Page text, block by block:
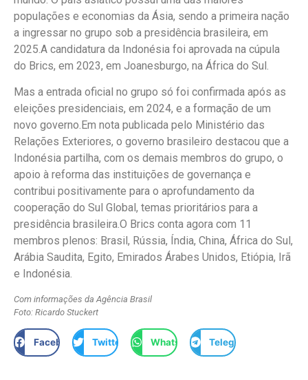
populações e economias da Ásia, sendo a primeira nação
a ingressar no grupo sob a presidência brasileira, em
2025.A candidatura da Indonésia foi aprovada na cúpula
do Brics, em 2023, em Joanesburgo, na África do Sul.
Mas a entrada oficial no grupo só foi confirmada após as
eleições presidenciais, em 2024, e a formação de um
novo governo.Em nota publicada pelo Ministério das
Relações Exteriores, o governo brasileiro destacou que a
Indonésia partilha, com os demais membros do grupo, o
apoio à reforma das instituições de governança e
contribui positivamente para o aprofundamento da
cooperação do Sul Global, temas prioritários para a
presidência brasileira.O Brics conta agora com 11
membros plenos: Brasil, Rússia, Índia, China, África do Sul,
Arábia Saudita, Egito, Emirados Árabes Unidos, Etiópia, Irã
e Indonésia.
Com informações da Agência Brasil
Foto: Ricardo Stuckert
Facebook Twitter WhatsApp Telegram